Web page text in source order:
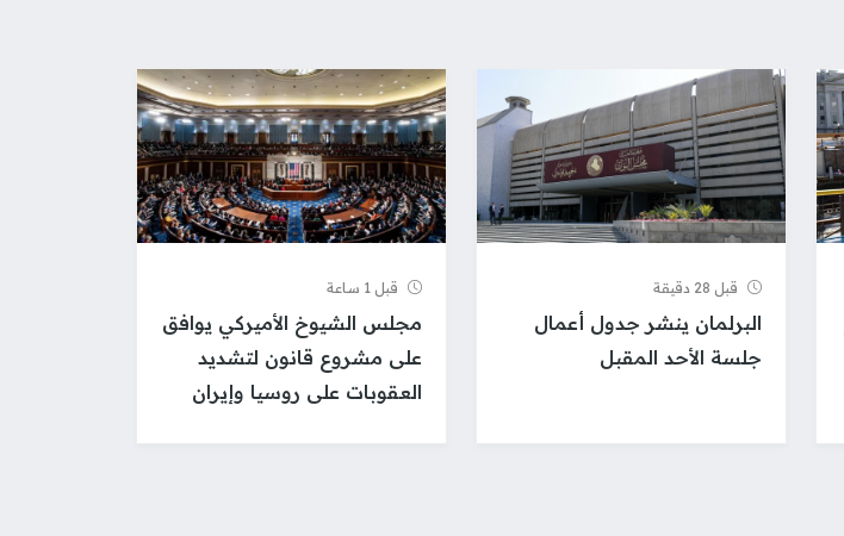
قبل 28 دقيقة
البرلمان ينشر جدول أعمال
جلسة الأحد المقبل
قبل 1 ساعة
مجلس الشيوخ الأميركي يوافق
على مشروع قانون لتشديد
العقوبات على روسيا وإيران